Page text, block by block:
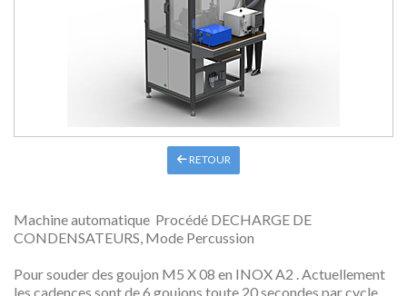
RETOUR
Machine automatique Procédé DECHARGE DE
CONDENSATEURS, Mode Percussion
Pour souder des goujon M5 X 08 en INOX A2 . Actuellement
les cadences sont de 6 goujons toute 20 secondes par cycle.